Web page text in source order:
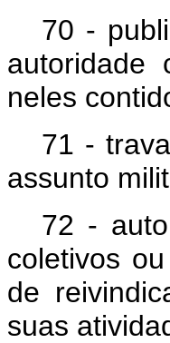
70 -
autoridade
neles
71 -
assunto
72 -
coletivos
de
suas